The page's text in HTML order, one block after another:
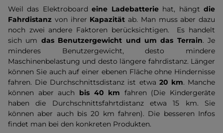
Weil das Elektroboard eine Ladebatteriehat, hängtdie
Fahrdistanz von ihrer Kapazität ab. Man muss aber dazu
noch zwei andere Faktoren berücksichtigen. Es handelt
sich um das Benutzergewicht und um das Terrain. Je
minderes Benutzergewicht, desto mindere
Maschinenbelastung und desto längere fahrdistanz. Länger
können Sie auch auf einer ebenen Fläche ohne Hindernisse
fahren. Die Durchschnittsdistanz ist etwa 20 km. Manche
können aber auch bis 40 km fahren (Die Kindergeräte
haben die Durchschnittsfahrtdistanz etwa 15 km. Sie
können aber auch bis 20 km fahren). Die besseren Infos
findet man bei den konkreten Produkten.